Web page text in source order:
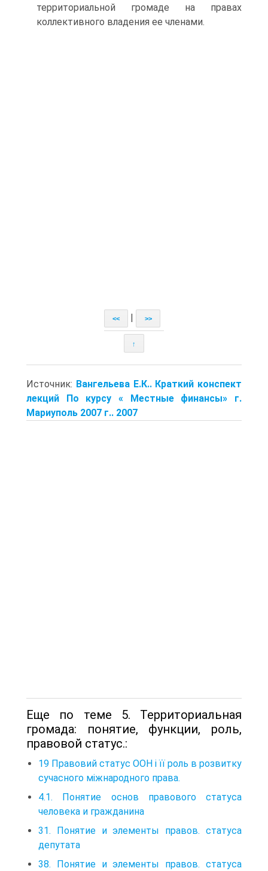
территориальной громаде на правах
коллективного владения ее членами.
<< >>
↑
Источник: Вангельева Е.К.. Краткий конспект
лекций По курсу « Местные финансы» г.
Мариуполь 2007 г.. 2007
Еще по теме 5. Территориальная
громада: понятие, функции, роль,
правовой статус.:
19 Правовий статус ООН і її роль в розвитку
сучасного міжнародного права.
4.1. Понятие основ правового статуса
человека и гражданина
31. Понятие и элементы правов. статуса
депутата
38. Понятие и элементы правов. статуса